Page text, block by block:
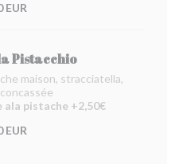
EUR
Pistacchio
maison, stracciatella,
pistache +2,50€
EUR